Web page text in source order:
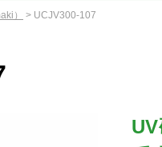
） > UCJV300-107